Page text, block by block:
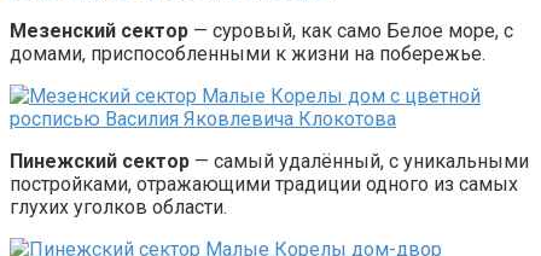
Мезенский сектор — суровый, как само Белое море, с
домами, приспособленными к жизни на побережье.
Пинежский сектор — самый удалённый, с уникальными
постройками, отражающими традиции одного из самых
глухих уголков области.